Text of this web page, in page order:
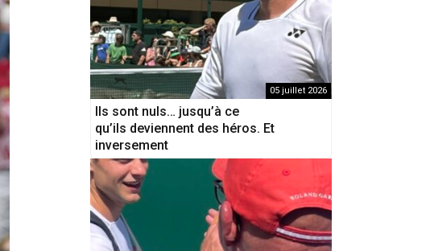
05 juillet 2026
Ils sont nuls… jusqu’à ce
qu’ils deviennent des héros. Et
inversement